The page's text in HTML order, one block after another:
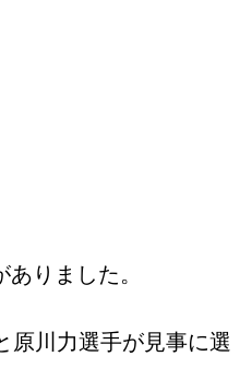
りました。
原川力選手が見事に選